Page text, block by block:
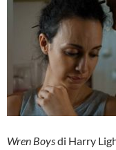
Wren Boysdi Harry